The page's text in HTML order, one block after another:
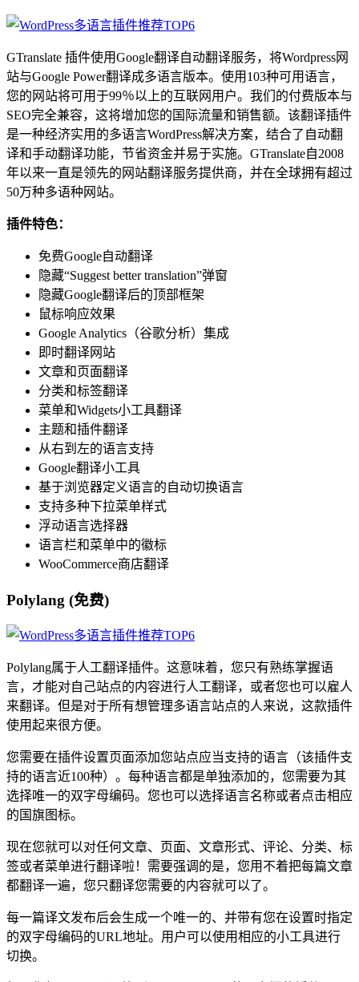
GTranslate 插件使用Google翻译自动翻译服务，将Wordpress网
站与Google Power翻译成多语言版本。使用103种可用语言，
您的网站将可用于99％以上的互联网用户。我们的付费版本与
SEO完全兼容，这将增加您的国际流量和销售额。该翻译插件
是一种经济实用的多语言WordPress解决方案，结合了自动翻
译和手动翻译功能，节省资金并易于实施。GTranslate自2008
年以来一直是领先的网站翻译服务提供商，并在全球拥有超过
50万种多语种网站。
插件特色：
免费Google自动翻译
隐藏“Suggest better translation”弹窗
隐藏Google翻译后的顶部框架
鼠标响应效果
Google Analytics（谷歌分析）集成
即时翻译网站
文章和页面翻译
分类和标签翻译
菜单和Widgets小工具翻译
主题和插件翻译
从右到左的语言支持
Google翻译小工具
基于浏览器定义语言的自动切换语言
支持多种下拉菜单样式
浮动语言选择器
语言栏和菜单中的徽标
WooCommerce商店翻译
Polylang (免费)
Polylang属于人工翻译插件。这意味着，您只有熟练掌握语
言，才能对自己站点的内容进行人工翻译，或者您也可以雇人
来翻译。但是对于所有想管理多语言站点的人来说，这款插件
使用起来很方便。
您需要在插件设置页面添加您站点应当支持的语言（该插件支
持的语言近100种）。每种语言都是单独添加的，您需要为其
选择唯一的双字母编码。您也可以选择语言名称或者点击相应
的国旗图标。
现在您就可以对任何文章、页面、文章形式、评论、分类、标
签或者菜单进行翻译啦！需要强调的是，您用不着把每篇文章
都翻译一遍，您只翻译您需要的内容就可以了。
每一篇译文发布后会生成一个唯一的、并带有您在设置时指定
的双字母编码的URL地址。用户可以使用相应的小工具进行
切换。